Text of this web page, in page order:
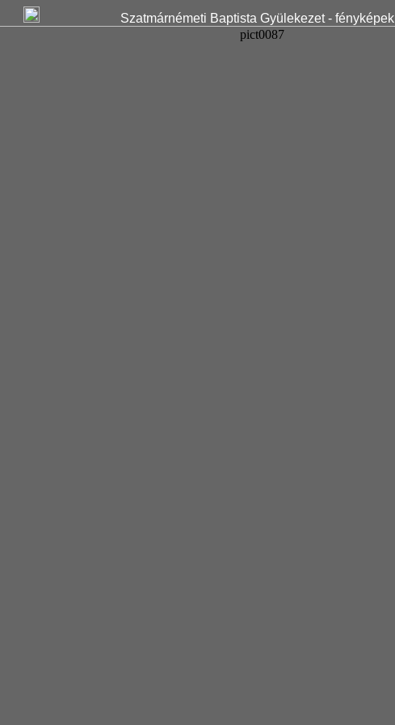
Szatmárnémeti Baptista Gyülekezet - fényképek